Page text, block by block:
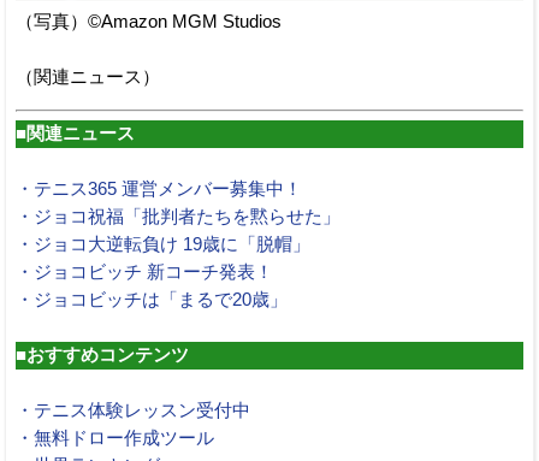
（写真）©Amazon MGM Studios
（関連ニュース）
■関連ニュース
・テニス365 運営メンバー募集中！
・ジョコ祝福「批判者たちを黙らせた」
・ジョコ大逆転負け 19歳に「脱帽」
・ジョコビッチ 新コーチ発表！
・ジョコビッチは「まるで20歳」
■おすすめコンテンツ
・テニス体験レッスン受付中
・無料ドロー作成ツール